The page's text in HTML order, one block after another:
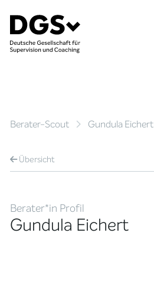
Berater-Scout Gundula Eichert
Übersicht
Berater*in Profil
Gundula Eichert